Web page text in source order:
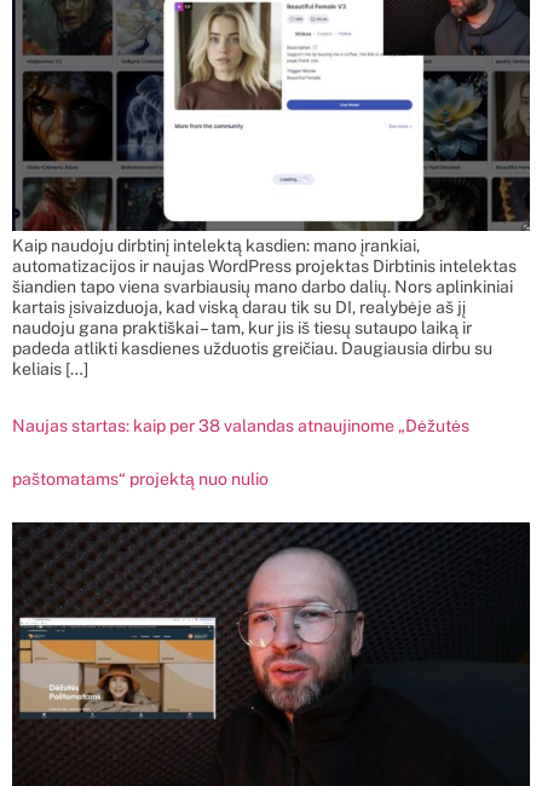
Kaip naudoju dirbtinį intelektą kasdien: mano įrankiai,
automatizacijos ir naujas WordPress projektas Dirbtinis intelektas
šiandien tapo viena svarbiausių mano darbo dalių. Nors aplinkiniai
kartais įsivaizduoja, kad viską darau tik su DI, realybėje aš jį
naudoju gana praktiškai – tam, kur jis iš tiesų sutaupo laiką ir
padeda atlikti kasdienes užduotis greičiau. Daugiausia dirbu su
keliais […]
Naujas startas: kaip per 38 valandas atnaujinome „Dėžutės
paštomatams“ projektą nuo nulio